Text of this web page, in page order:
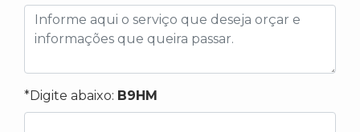
*Digite abaixo: B9HM